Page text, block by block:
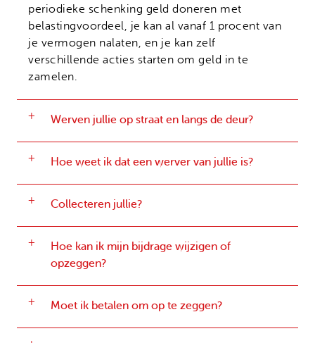
periodieke schenking geld doneren met
belastingvoordeel, je kan al vanaf 1 procent van
je vermogen nalaten, en je kan zelf
verschillende acties starten om geld in te
zamelen.
Werven jullie op straat en langs de deur?
Hoe weet ik dat een werver van jullie is?
Collecteren jullie?
Hoe kan ik mijn bijdrage wijzigen of
opzeggen?
Moet ik betalen om op te zeggen?